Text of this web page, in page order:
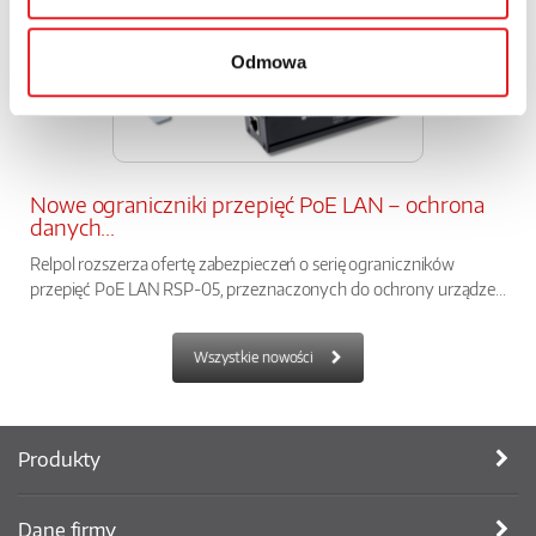
Odmowa
Nowe ograniczniki przepięć PoE LAN – ochrona
danych...
Relpol rozszerza ofertę zabezpieczeń o serię ograniczników
przepięć PoE LAN RSP-05, przeznaczonych do ochrony urządze...
Wszystkie nowości
Produkty
Dane firmy